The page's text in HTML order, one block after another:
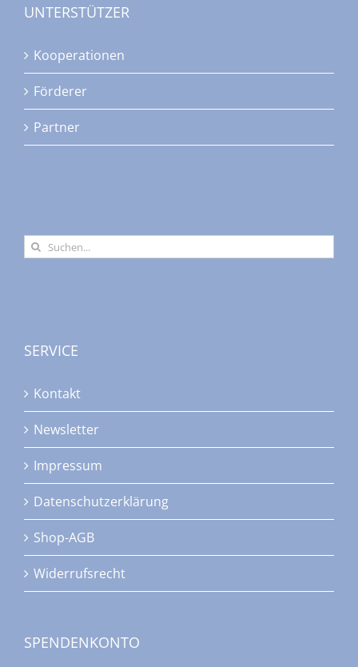
UNTERSTÜTZER
Kooperationen
Förderer
Partner
Suche
nach:
SERVICE
Kontakt
Newsletter
Impressum
Datenschutzerklärung
Shop-AGB
Widerrufsrecht
SPENDENKONTO